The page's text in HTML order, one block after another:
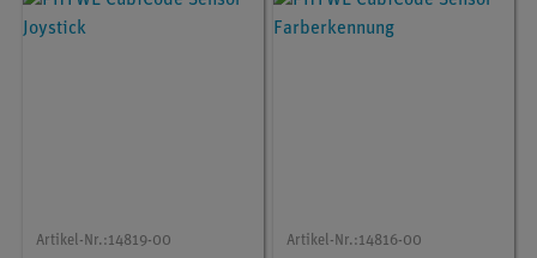
Artikel-Nr.:14819-00 Artikel-Nr.:14816-00